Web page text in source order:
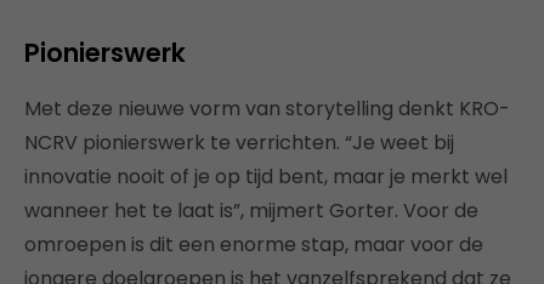
Pionierswerk
Met deze nieuwe vorm van storytelling denkt KRO-
NCRV pionierswerk te verrichten. “Je weet bij
innovatie nooit of je op tijd bent, maar je merkt wel
wanneer het te laat is”, mijmert Gorter. Voor de
omroepen is dit een enorme stap, maar voor de